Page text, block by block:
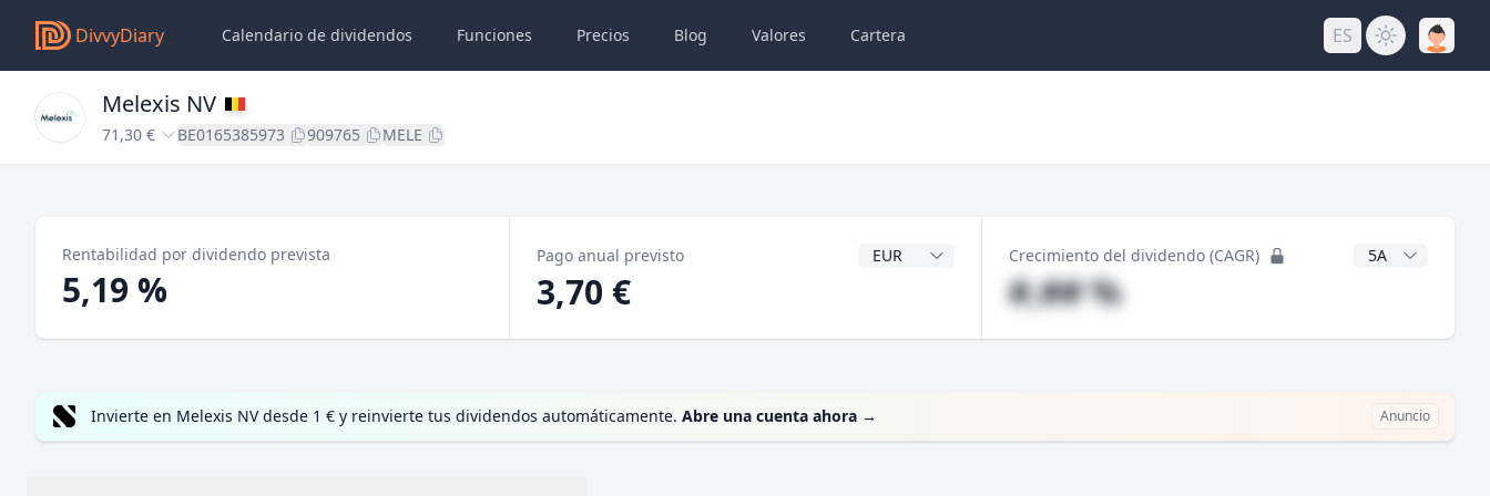
DivvyDiary Calendario de dividendos Funciones Precios Blog Valores Cartera ES
Melexis NV
71,30 € BE0165385973 909765 MELE
Rentabilidad por dividendo prevista
5,19 %
Pago anual previsto Divisa del dividendo
3,70 €
Crecimiento del dividendo (CAGR) Años CAGR
#,## %
Invierte en Melexis NV desde 1 € y reinvierte tus dividendos automáticamente. Abre una cuenta ahora → Anuncio